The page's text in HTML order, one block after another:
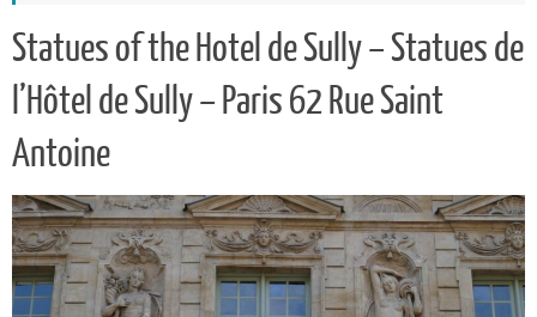
Statues of the Hotel de Sully – Statues de
l’Hôtel de Sully – Paris 62 Rue Saint
Antoine